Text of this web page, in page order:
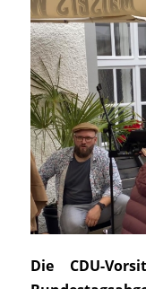
Die CDU-